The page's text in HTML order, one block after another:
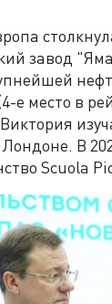
завод
е место в
В
Scuola